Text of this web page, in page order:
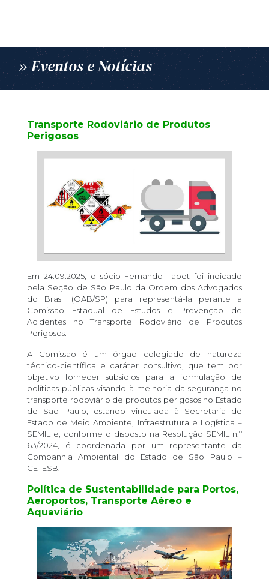
» Eventos e Notícias
Transporte Rodoviário de Produtos
Perigosos
Em 24.09.2025, o sócio Fernando Tabet foi indicado
pela Seção de São Paulo da Ordem dos Advogados
do Brasil (OAB/SP) para representá-la perante a
Comissão Estadual de Estudos e Prevenção de
Acidentes no Transporte Rodoviário de Produtos
Perigosos.
A Comissão é um órgão colegiado de natureza
técnico-científica e caráter consultivo, que tem por
objetivo fornecer subsídios para a formulação de
políticas públicas visando à melhoria da segurança no
transporte rodoviário de produtos perigosos no Estado
de São Paulo, estando vinculada à Secretaria de
Estado de Meio Ambiente, Infraestrutura e Logística –
SEMIL e, conforme o disposto na Resolução SEMIL n.º
63/2024, é coordenada por um representante da
Companhia Ambiental do Estado de São Paulo –
CETESB.
Política de Sustentabilidade para Portos,
Aeroportos, Transporte Aéreo e
Aquaviário